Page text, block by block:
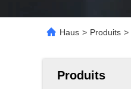
Haus > Produits >
Produits